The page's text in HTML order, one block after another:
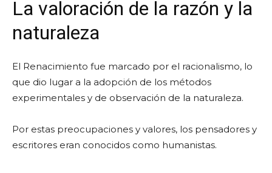
La valoración de la razón y la
naturaleza
El Renacimiento fue marcado por el racionalismo, lo
que dio lugar a la adopción de los métodos
experimentales y de observación de la naturaleza.
Por estas preocupaciones y valores, los pensadores y
escritores eran conocidos como humanistas.